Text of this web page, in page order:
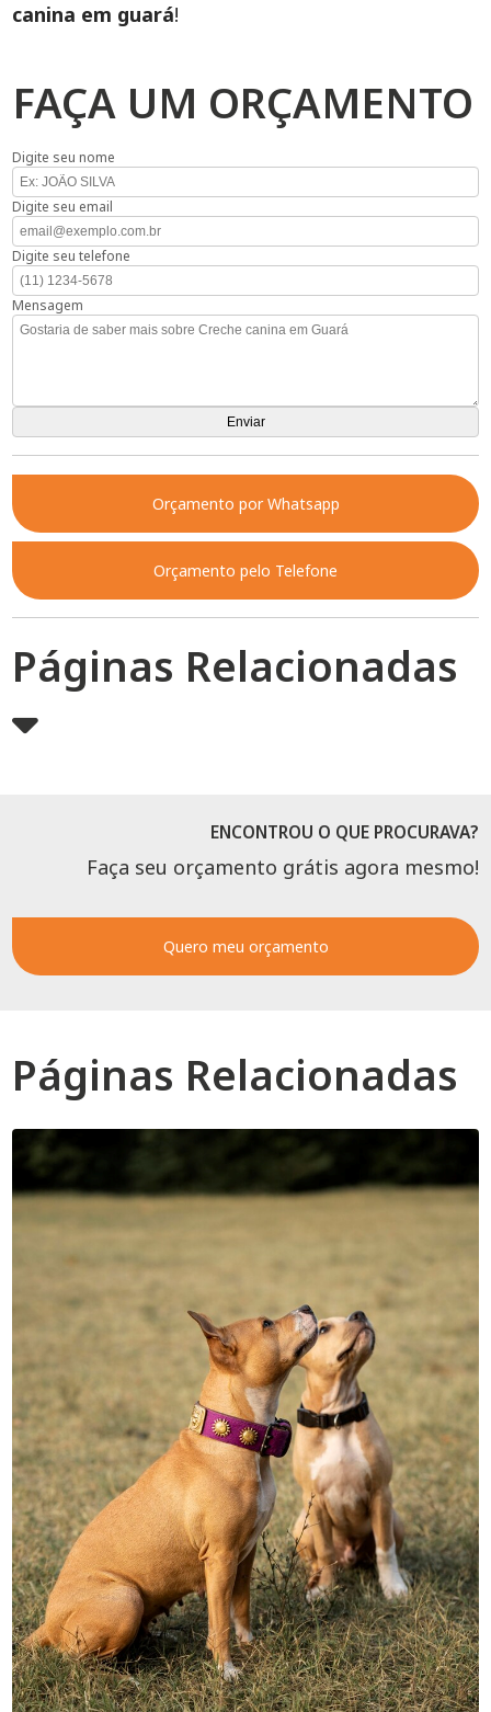
canina em guará!
FAÇA UM ORÇAMENTO
Digite seu nome
Digite seu email
Digite seu telefone
Mensagem
Orçamento por Whatsapp
Orçamento pelo Telefone
Páginas Relacionadas
ENCONTROU O QUE PROCURAVA?
Faça seu orçamento grátis agora mesmo!
Quero meu orçamento
Páginas Relacionadas